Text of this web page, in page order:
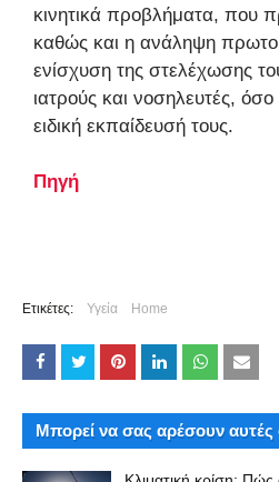
κινητικά προβλήματα, που
καθώς και η ανάληψη
ενίσχυση της στελέχωσης
ιατρούς και νοσηλευτές, όσο
ειδική εκπαίδευσή τους.
Πηγή
Ετικέτες: Υγεία Home
Μπορεί να σας αρέσουν αυτές